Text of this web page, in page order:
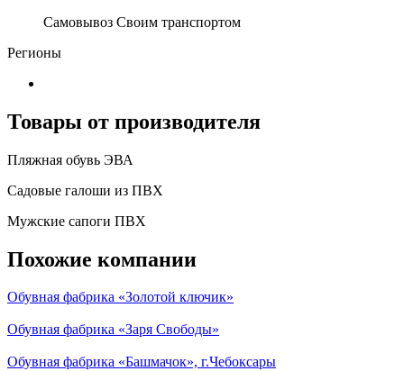
Самовывоз Своим транспортом
Регионы
Товары от производителя
Пляжная обувь ЭВА
Садовые галоши из ПВХ
Мужские сапоги ПВХ
Похожие компании
Обувная фабрика «Золотой ключик»
Обувная фабрика «Заря Свободы»
Обувная фабрика «Башмачок», г.Чебоксары